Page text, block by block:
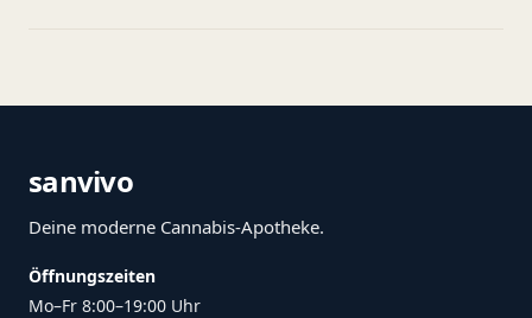
sanvivo
Deine moderne Cannabis-Apotheke.
Öffnungszeiten
Mo–Fr 8:00–19:00 Uhr